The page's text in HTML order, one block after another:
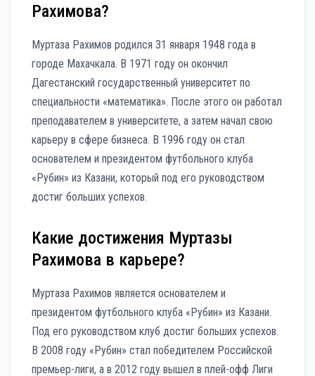
Рахимова?
Муртаза Рахимов родился 31 января 1948 года в
городе Махачкала. В 1971 году он окончил
Дагестанский государственный университет по
специальности «математика». После этого он работал
преподавателем в университете, а затем начал свою
карьеру в сфере бизнеса. В 1996 году он стал
основателем и президентом футбольного клуба
«Рубин» из Казани, который под его руководством
достиг больших успехов.
Какие достижения Муртазы
Рахимова в карьере?
Муртаза Рахимов является основателем и
президентом футбольного клуба «Рубин» из Казани.
Под его руководством клуб достиг больших успехов.
В 2008 году «Рубин» стал победителем Российской
премьер-лиги, а в 2012 году вышел в плей-офф Лиги